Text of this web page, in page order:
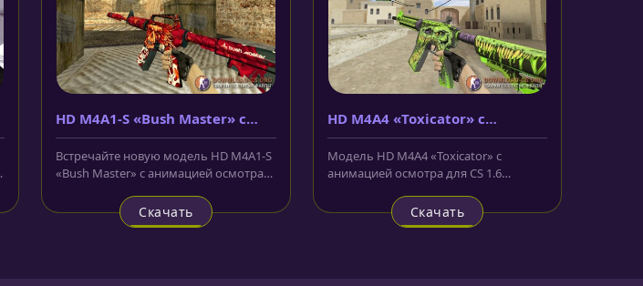
HD M4A1-S «Bush Master» с
анимацией осмотра
Встречайте новую модель HD M4A1-S
«Bush Master» с анимацией осмотра
Скачать
HD M4A4 «Toxicator» с
анимацией осмотра
Модель HD M4A4 «Toxicator» с
анимацией осмотра для CS 1.6
изображением в...Скачать